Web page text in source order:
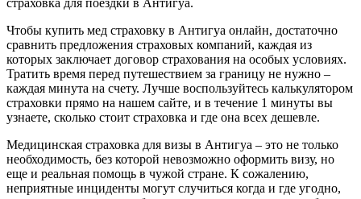
страховка для поездки в Антигуа.
Чтобы купить мед страховку в Антигуа онлайн, достаточно
сравнить предложения страховых компаний, каждая из
которых заключает договор страхования на особых условиях.
Тратить время перед путешествием за границу не нужно –
каждая минута на счету. Лучше воспользуйтесь калькулятором
страховки прямо на нашем сайте, и в течение 1 минуты вы
узнаете, сколько стоит страховка и где она всех дешевле.
Медицинская страховка для визы в Антигуа – это не только
необходимость, без которой невозможно оформить визу, но
еще и реальная помощь в чужой стране. К сожалению,
неприятные инциденты могут случиться когда и где угодно,